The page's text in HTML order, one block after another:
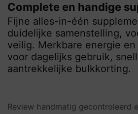
Complete en handige
Fijne alles-in-één
duidelijke samenstelling,
veilig. Merkbare energie
voor dagelijks gebruik,
aantrekkelijke bulkkorting.
Review handmatig gecontroleerd